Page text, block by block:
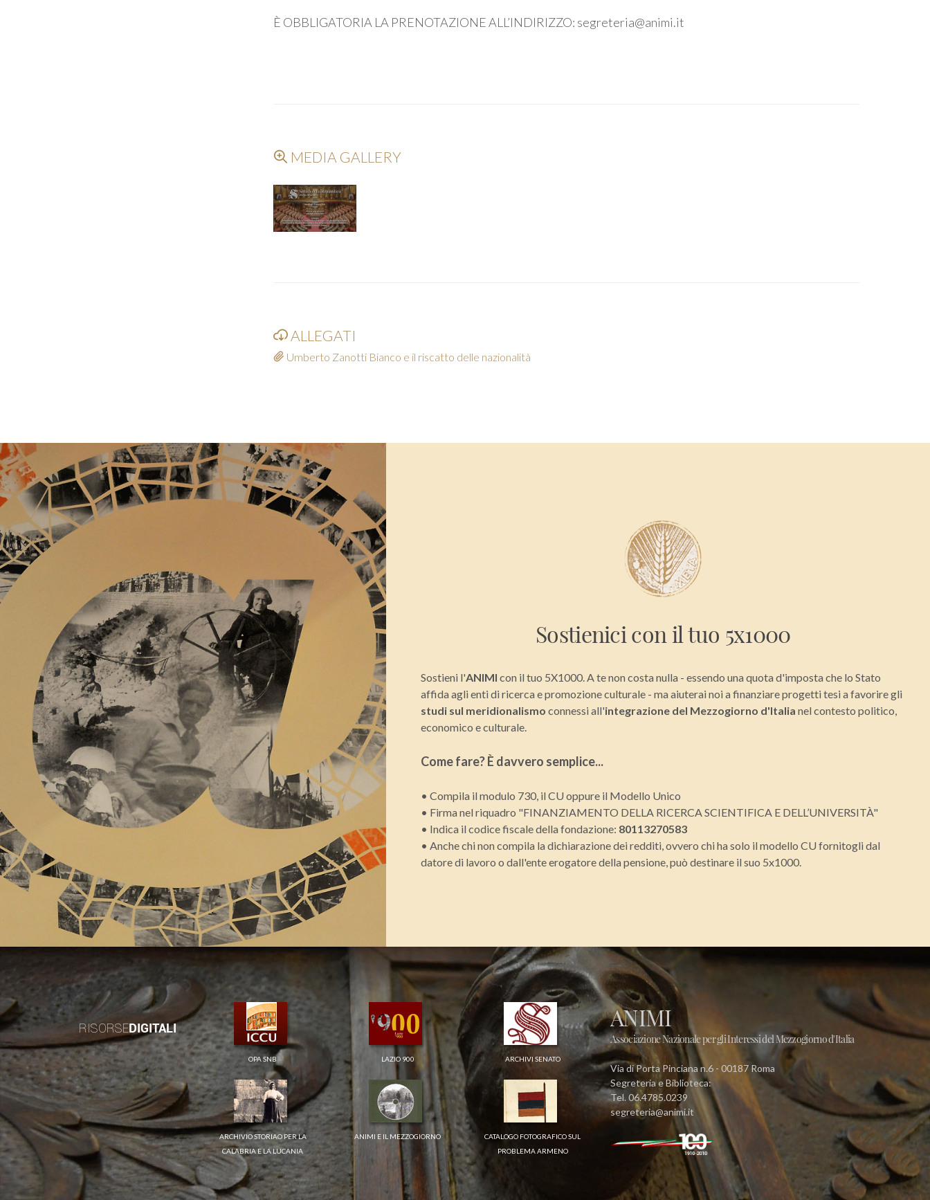
È OBBLIGATORIA LA PRENOTAZIONE ALL’INDIRIZZO: segreteria@animi.it
MEDIA GALLERY
ALLEGATI
Umberto Zanotti Bianco e il riscatto delle nazionalità
Sostienici con il tuo 5x1000
Sostieni l'ANIMI con il tuo 5X1000. A te non costa nulla - essendo una quota d'imposta che lo Stato
affida agli enti di ricerca e promozione culturale - ma aiuterai noi a finanziare progetti tesi a favorire gli
studi sul meridionalismo connessi all'integrazione del Mezzogiorno d'Italia nel contesto politico,
economico e culturale.
Come fare? È davvero semplice...
• Compila il modulo 730, il CU oppure il Modello Unico
• Firma nel riquadro "FINANZIAMENTO DELLA RICERCA SCIENTIFICA E DELL’UNIVERSITÀ"
• Indica il codice fiscale della fondazione: 80113270583
• Anche chi non compila la dichiarazione dei redditi, ovvero chi ha solo il modello CU fornitogli dal
datore di lavoro o dall'ente erogatore della pensione, può destinare il suo 5x1000.
RISORSEDIGITALI
OPA SNB LAZIO 900 ARCHIVI SENATO
ARCHIVIO STORIAO PER LA
CALABRIA E LA LUCANIA
ANIMI E IL MEZZOGIORNO
CATALOGO FOTOGRAFICO SUL
PROBLEMA ARMENO
ANIMI
Associazione Nazionale per gli Interessi del Mezzogiorno d'Italia
Via di Porta Pinciana n.6 - 00187 Roma
Segreteria e Biblioteca:
Tel. 06.4785.0239
segreteria@animi.it